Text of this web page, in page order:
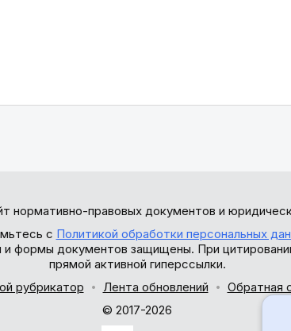
нормативно-правовых документов и
с Политикой обработки персональных
формы документов защищены. При
прямой активной гиперссылки.
рубрикатор
Лента обновлений
Обратная
© 2017-2026